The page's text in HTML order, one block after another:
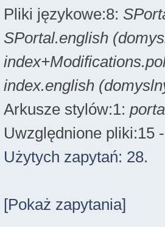
Pliki językowe:8:
SPortal.english
index.english
Arkusze stylów:1:
Uwzględnione pliki:15
Użytych zapytań: 28.
[Pokaż zapytania]